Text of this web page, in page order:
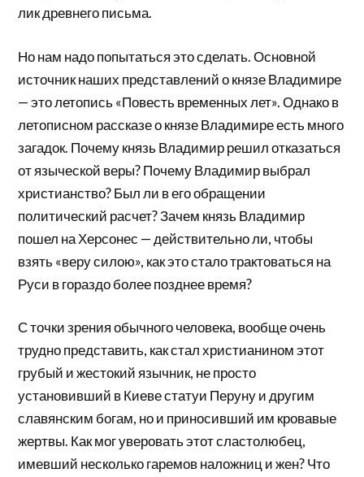
лик древнего письма.
Но нам надо попытаться это сделать. Основной
источник наших представлений о князе Владимире
— это летопись «Повесть временных лет». Однако в
летописном рассказе о князе Владимире есть много
загадок. Почему князь Владимир решил отказаться
от языческой веры? Почему Владимир выбрал
христианство? Был ли в его обращении
политический расчет? Зачем князь Владимир
пошел на Херсонес — действительно ли, чтобы
взять «веру силою», как это стало трактоваться на
Руси в гораздо более позднее время?
С точки зрения обычного человека, вообще очень
трудно представить, как стал христианином этот
грубый и жестокий язычник, не просто
установивший в Киеве статуи Перуну и другим
славянским богам, но и приносивший им кровавые
жертвы. Как мог уверовать этот сластолюбец,
имевший несколько гаремов наложниц и жен? Что